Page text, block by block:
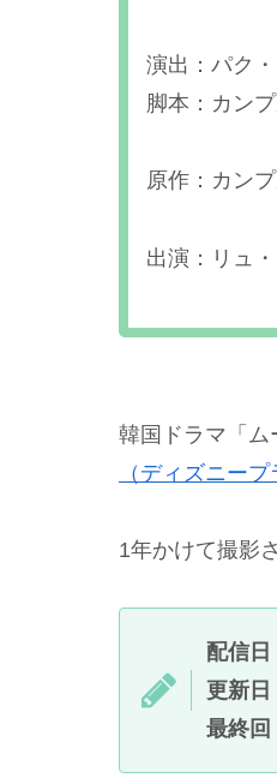
演出：パク
脚本：カン
原作：カン
出演：リュ
韓国ドラマ「ム
（ディズニープ
1年かけて撮影
配信日
更新
最終回